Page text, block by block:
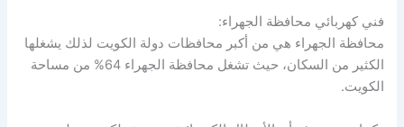
فني كهربائي محافظة الجهراء:
محافظة الجهراء هي من أكبر محافظات دولة الكويت لذلك يشغلها
الكثير من السكان، حيث تشغل محافظة الجهراء 64% من مساحة
الكويت.